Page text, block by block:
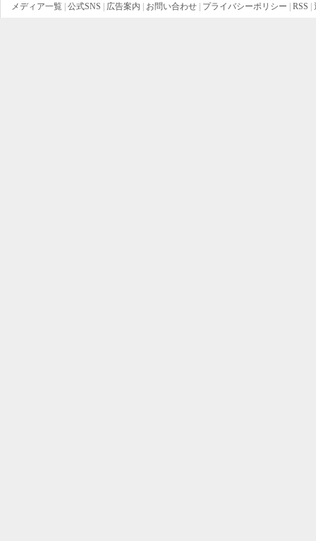
メディア一覧 | 公式SNS | 広告案内 | お問い合わせ | プライバシーポリシー | RSS |